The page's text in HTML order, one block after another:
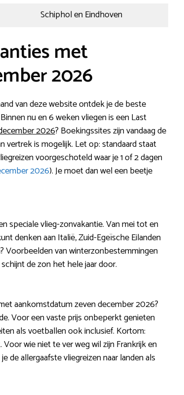
Schiphol en Eindhoven
met
2026
van deze website ontdek je de beste
nu en 6 weken vliegen is een Last
2026? Boekingssites zijn vandaag de
vertrek is mogelijk. Let op: standaard staat
voorgeschoteld waar je 1 of 2 dagen
2026). Je moet dan wel een beetje
speciale vlieg-zonvakantie. Van mei tot en
denken aan Italië, Zuid-Egeïsche Eilanden
Voorbeelden van winterzonbestemmingen
de zon het hele jaar door.
aankomstdatum zeven december 2026?
Voor een vaste prijs onbeperkt genieten
als voetballen ook inclusief. Kortom:
wie niet te ver weg wil zijn Frankrijk en
de allergaafste vliegreizen naar landen als